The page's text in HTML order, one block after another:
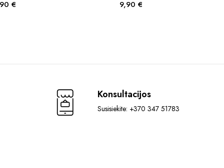
€
has
may
chosen
on
9,90 €
Konsultacijos
Susisiekite: +370 347 51783